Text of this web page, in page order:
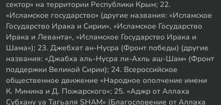
сектор» на территории Республики Крым; 22.
«Исламское государство» (другие названия: «Исламское
Государство Ирака и Сирии», «Исламское Государство
Ирака и Леванта», «Исламское Государство Ирака и
Шама»); 23. Джебхат ан-Нусра (Фронт победы) (другие
названия: «Джабха аль-Нусра ли-Ахль аш-Шам» (Фронт
поддержки Великой Сирии); 24. Всероссийское
общественное движение «Народное ополчение имени
К. Минина и Д. Пожарского»; 25. «Аджр от Аллаха
Субхану уа Тагьаля SHAM» (Благословение от Аллаха